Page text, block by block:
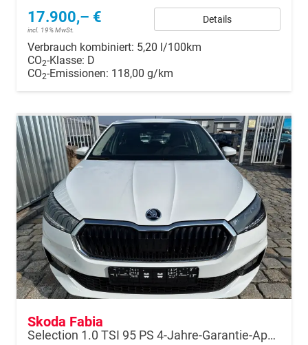
17.900,– €
incl. 19% MwSt.
Details
Verbrauch kombiniert: 5,20 l/100km
CO2-Klasse: D
CO2-Emissionen: 118,00 g/km
Skoda Fabia
Selection 1.0 TSI 95 PS 4-Jahre-Garantie-AppleCarPlay-AndroidAuto-LED-PDC-Sitzheizung-DAB-Klima